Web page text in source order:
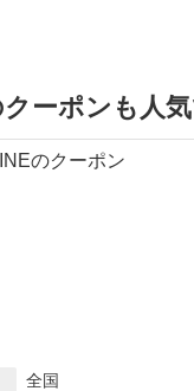
ーポンも人気
全国